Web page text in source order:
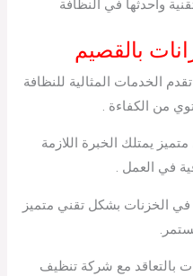
وأحدثها في النظافة
بالقصيم
الخدمات المثالية للنظافة
من الكفاءة .
يمتلك الخبرة اللازمة
في العمل .
الخزنات بشكل تقني متميز
بالتعاقد مع شركة تنظيف